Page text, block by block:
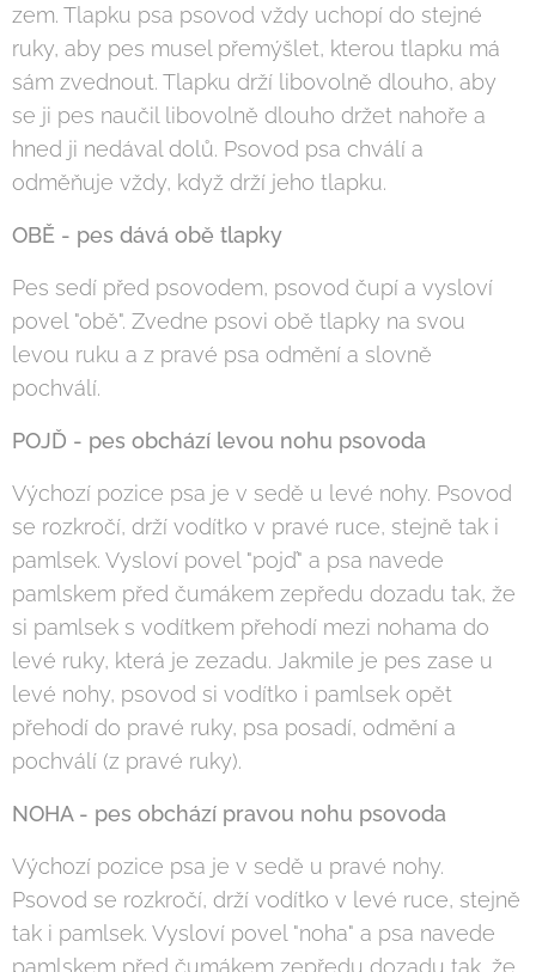
zem. Tlapku psa psovod vždy uchopí do stejné
ruky, aby pes musel přemýšlet, kterou tlapku má
sám zvednout. Tlapku drží libovolně dlouho, aby
se ji pes naučil libovolně dlouho držet nahoře a
hned ji nedával dolů. Psovod psa chválí a
odměňuje vždy, když drží jeho tlapku.
OBĚ - pes dává obě tlapky
Pes sedí před psovodem, psovod čupí a vysloví
povel "obě". Zvedne psovi obě tlapky na svou
levou ruku a z pravé psa odmění a slovně
pochválí.
POJĎ - pes obchází levou nohu psovoda
Výchozí pozice psa je v sedě u levé nohy. Psovod
se rozkročí, drží vodítko v pravé ruce, stejně tak i
pamlsek. Vysloví povel "pojď" a psa navede
pamlskem před čumákem zepředu dozadu tak, že
si pamlsek s vodítkem přehodí mezi nohama do
levé ruky, která je zezadu. Jakmile je pes zase u
levé nohy, psovod si vodítko i pamlsek opět
přehodí do pravé ruky, psa posadí, odmění a
pochválí (z pravé ruky).
NOHA - pes obchází pravou nohu psovoda
Výchozí pozice psa je v sedě u pravé nohy.
Psovod se rozkročí, drží vodítko v levé ruce, stejně
tak i pamlsek. Vysloví povel "noha" a psa navede
pamlskem před čumákem zepředu dozadu tak, že